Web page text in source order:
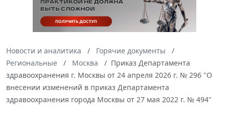
Новости и аналитика
Горячие документы
Региональные
Москва
Приказ Департамента
здравоохранения г. Москвы от 24 апреля 2026 г. № 296 "О
внесении изменений в приказ Департамента
здравоохранения города Москвы от 27 мая 2022 г. № 494"